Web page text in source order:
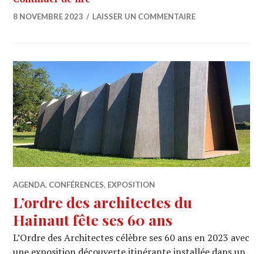
8 NOVEMBRE 2023 LAISSER UN COMMENTAIRE
AGENDA, CONFÉRENCES, EXPOSITION
L’ordre des architectes du
Hainaut fête ses 60 ans
L’Ordre des Architectes célèbre ses 60 ans en 2023 avec